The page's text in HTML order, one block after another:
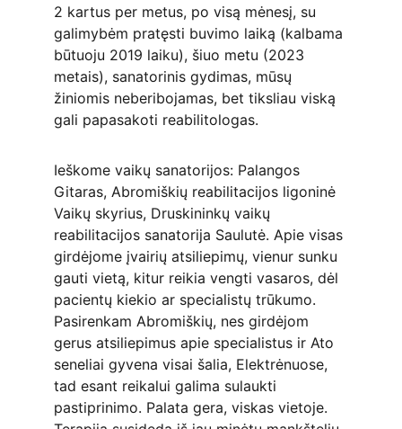
2 kartus per metus, po visą mėnesį, su
galimybėm pratęsti buvimo laiką (kalbama
būtuoju 2019 laiku), šiuo metu (2023
metais), sanatorinis gydimas, mūsų
žiniomis neberibojamas, bet tiksliau viską
gali papasakoti reabilitologas.
Ieškome vaikų sanatorijos: Palangos
Gitaras, Abromiškių reabilitacijos ligoninė
Vaikų skyrius, Druskininkų vaikų
reabilitacijos sanatorija Saulutė. Apie visas
girdėjome įvairių atsiliepimų, vienur sunku
gauti vietą, kitur reikia vengti vasaros, dėl
pacientų kiekio ar specialistų trūkumo.
Pasirenkam Abromiškių, nes girdėjom
gerus atsiliepimus apie specialistus ir Ato
seneliai gyvena visai šalia, Elektrėnuose,
tad esant reikalui galima sulaukti
pastiprinimo. Palata gera, viskas vietoje.